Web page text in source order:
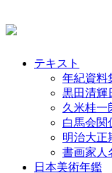
テキスト
年紀資料
黒田清輝
久米桂一
白馬会関
明治大正
書画家人
日本美術年鑑